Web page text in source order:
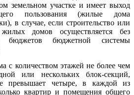
земельном участке и имеет выход
пользования (жилые дома
в случае, если строительство или
домов осуществляется без
бюджетов бюджетной системы
с количеством этажей не более чем
или нескольких блок-секций,
превышает четыре, в каждой из
квартир и помещения общего